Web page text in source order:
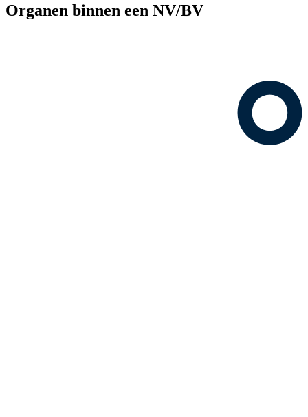
Organen binnen een NV/BV